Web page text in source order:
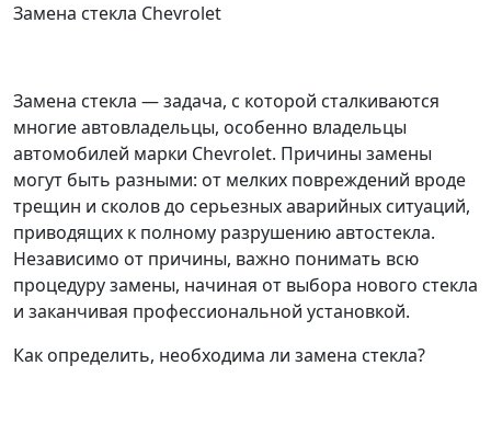
Замена стекла Chevrolet
Замена стекла — задача, с которой сталкиваются
многие автовладельцы, особенно владельцы
автомобилей марки Chevrolet. Причины замены
могут быть разными: от мелких повреждений вроде
трещин и сколов до серьезных аварийных ситуаций,
приводящих к полному разрушению автостекла.
Независимо от причины, важно понимать всю
процедуру замены, начиная от выбора нового стекла
и заканчивая профессиональной установкой.
Как определить, необходима ли замена стекла?